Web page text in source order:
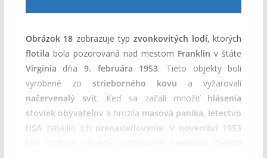
Obrázok 18 zobrazuje typ zvonkovitých lodí, ktorých
flotila bola pozorovaná nad mestom Franklin v štáte
Virginia dňa9. februára 1953. Tieto objekty boli
vyrobené zo strieborného kovu a vyžarovali
načervenalý svit. Keď sa začali množiť hlásenia
stoviek obyvateľov a hrozila masová panika, letectvo
USA zahájilo ich prenasledovanie . V novembri 1953